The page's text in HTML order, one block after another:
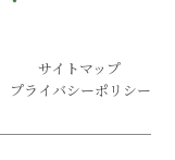
サイトマップ
プライバシーポリシー